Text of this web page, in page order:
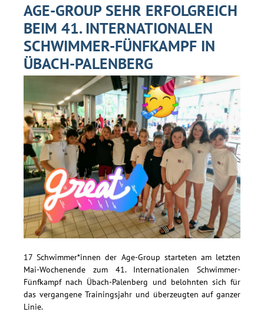
AGE-GROUP SEHR ERFOLGREICH
BEIM 41. INTERNATIONALEN
SCHWIMMER-FÜNFKAMPF IN
ÜBACH-PALENBERG
17 Schwimmer*innen der Age-Group starteten am letzten
Mai-Wochenende zum 41. Internationalen Schwimmer-
Fünfkampf nach Übach-Palenberg und belohnten sich für
das vergangene Trainingsjahr und überzeugten auf ganzer
Linie.